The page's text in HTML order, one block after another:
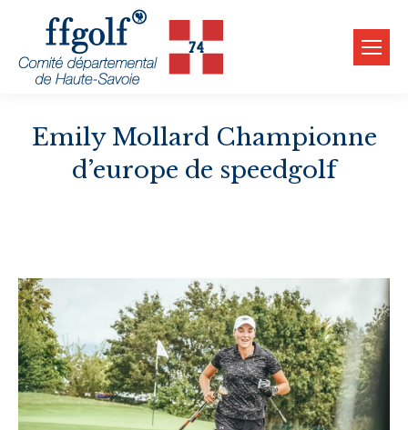
Emily Mollard Championne
d’europe de speedgolf